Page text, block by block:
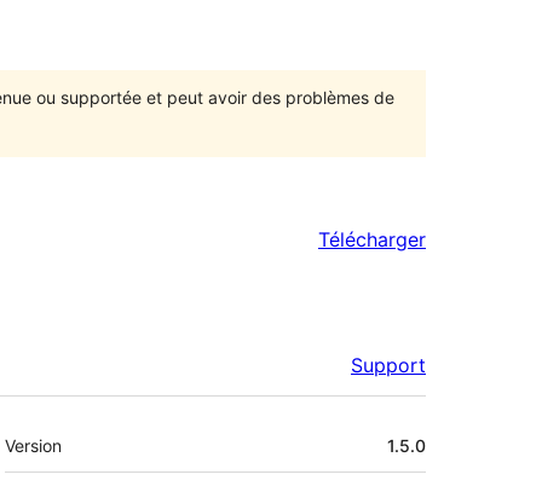
ou supportée et peut avoir des problèmes de
Télécharger
Support
Méta
Version 1.5.0